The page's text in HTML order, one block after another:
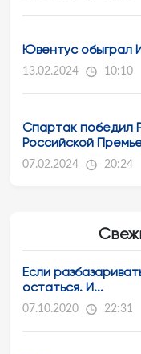
Ювентус обыграл
13.02.2024 10:10
Спартак победил
Российской
07.02.2024 20:24
Если
остаться. И...
07.10.2020 22:31